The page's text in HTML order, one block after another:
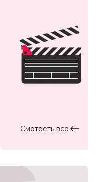
Смотреть все